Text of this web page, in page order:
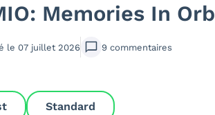
Memories In
le 07 juillet 2026 9 commentaires
Standard